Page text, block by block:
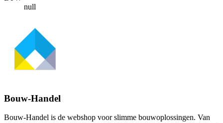
null
Bouw-Handel
Bouw-Handel is de webshop voor slimme bouwoplossingen. Van